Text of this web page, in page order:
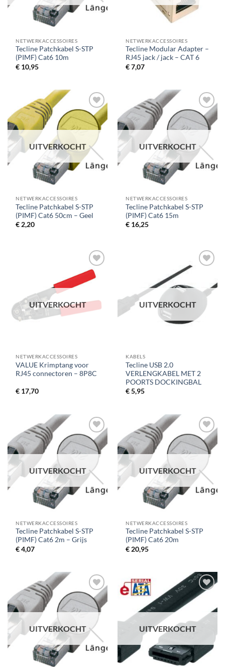
NETWERKACCESSOIRES
Tecline Patchkabel S-STP
(PIMF) Cat6 10m
€ 10,95
NETWERKACCESSOIRES
Tecline Modular Adapter –
RJ45 jack / jack – CAT 6
€7,07
UITVERKOCHT
NETWERKACCESSOIRES
Tecline Patchkabel S-STP
(PIMF) Cat6 50cm – Geel
€2,20
UITVERKOCHT
NETWERKACCESSOIRES
Tecline Patchkabel S-STP
(PIMF) Cat6 15m
€ 16,25
UITVERKOCHT
NETWERKACCESSOIRES
VALUE Krimptang voor
RJ45 connectoren – 8P8C
€ 17,70
UITVERKOCHT
KABELS
Tecline USB 2.0
VERLENGKABEL MET 2
POORTS DOCKINGBAL
€5,95
UITVERKOCHT
NETWERKACCESSOIRES
Tecline Patchkabel S-STP
(PIMF) Cat6 2m – Grijs
€4,07
UITVERKOCHT
NETWERKACCESSOIRES
Tecline Patchkabel S-STP
(PIMF) Cat6 20m
€ 20,95
UITVERKOCHT UITVERKOCHT